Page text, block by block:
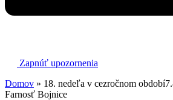
Zapnúť upozornenia
Domov » 18. nedeľa v cezročnom
Farnosť Bojnice